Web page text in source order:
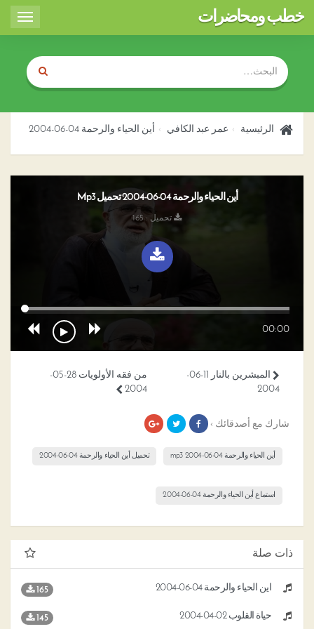
Toggle
خطب ومحاضرات
الرئيسية عمر عبد الكافي أين الحياء والرحمة 04-06-2004
أين الحياء والرحمة 04-06-2004 تحميل Mp3
تحميل : 165
00:00
من فقه الأولويات 28-05-
2004
المبشرين بالنار 11-06-
2004
شارك مع أصدقائك ›
أين الحياء والرحمة 04-06-2004 mp3 تحميل أين الحياء والرحمة 04-06-2004
استماع أين الحياء والرحمة 04-06-2004
ذات صلة
أين الحياء والرحمة 04-06-2004 165
حياة القلوب 02-04-2004 145